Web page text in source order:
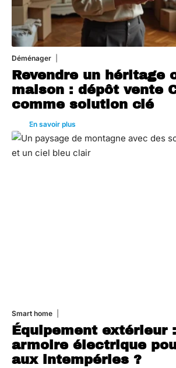
Déménager
Revendre un héritage
maison : dépôt vente
comme solution clé
En savoir plus
Smart home
Équipement extérieur
armoire électrique
aux intempéries ?